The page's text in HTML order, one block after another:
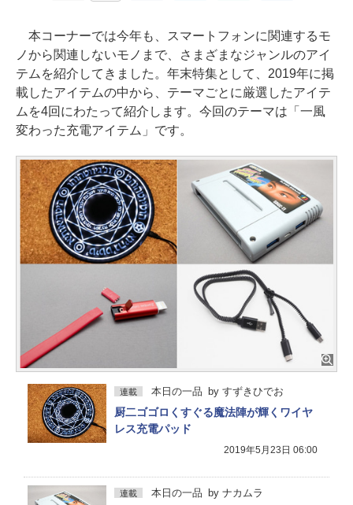
本コーナーでは今年も、スマートフォンに関連するモ
ノから関連しないモノまで、さまざまなジャンルのアイ
テムを紹介してきました。年末特集として、2019年に掲
載したアイテムの中から、テーマごとに厳選したアイテ
ムを4回にわたって紹介します。今回のテーマは「一風
変わった充電アイテム」です。
連載 本日の一品 by すずきひでお
厨二ゴゴロくすぐる魔法陣が輝くワイヤ
レス充電パッド
2019年5月23日 06:00
連載 本日の一品 by ナカムラ